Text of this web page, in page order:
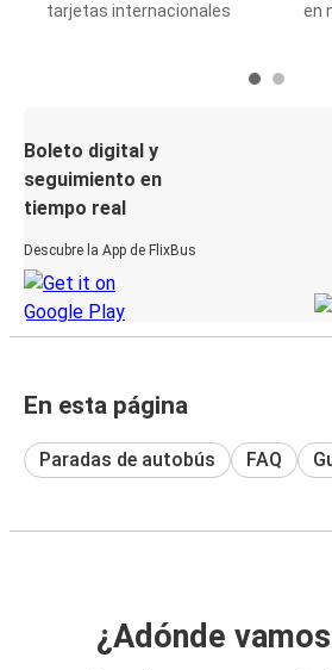
tarjetas internacionales
en
Boleto digital y
seguimiento en
tiempo real
Descubre la App de FlixBus
En esta página
Paradas de autobús FAQ
¿Adónde